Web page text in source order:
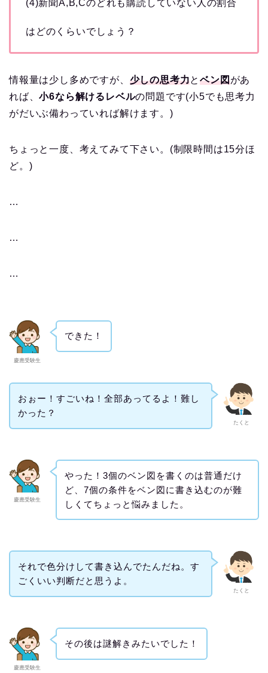
(4)新聞A,B,Cのどれも購読していない人の割合
はどのくらいでしょう？
情報量は少し多めですが、 少しの思考力とベン図があ
れば、小6なら解けるレベルの問題です(小5でも思考力
がだいぶ備わっていれば解けます。)
ちょっと一度、考えてみて下さい。(制限時間は15分ほ
ど。)
…
…
…
慶應受験生
できた！
たくと
おぉー！すごいね！全部あってるよ！難し
かった？
慶應受験生
やった！3個のベン図を書くのは普通だけ
ど、7個の条件をベン図に書き込むのが難
しくてちょっと悩みました。
たくと
それで色分けして書き込んでたんだね。す
ごくいい判断だと思うよ。
慶應受験生
その後は謎解きみたいでした！